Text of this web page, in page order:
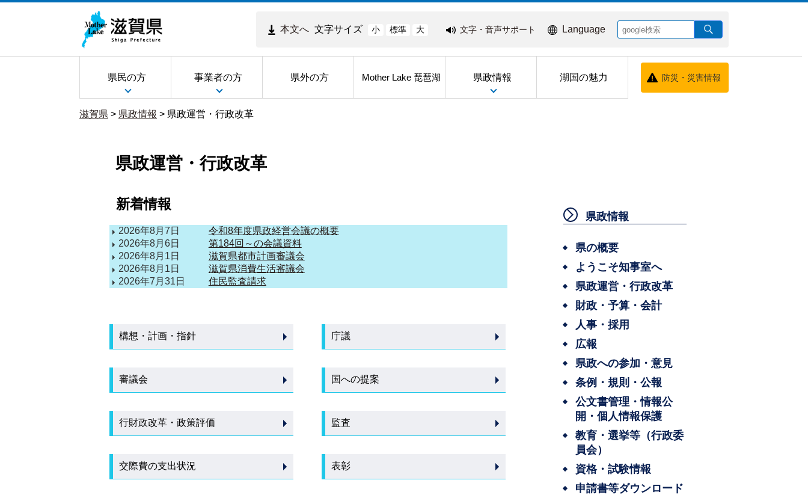
本文へ 文字サイズ 小 標準 大 文字・音声サポート Language
県民の方 事業者の方 県外の方 Mother Lake 琵琶湖 県政情報 湖国の魅力 防災・災害情報
滋賀県 > 県政情報 > 県政運営・行政改革
県政運営・行政改革
新着情報
2026年8月7日
令和8年度県政経営会議の概要
2026年8月6日
第184回～の会議資料
2026年8月1日
滋賀県都市計画審議会
2026年8月1日
滋賀県消費生活審議会
2026年7月31日
住民監査請求
構想・計画・指針 庁議
審議会 国への提案
行財政改革・政策評価 監査
交際費の支出状況 表彰
県政情報
県の概要
ようこそ知事室へ
県政運営・行政改革
財政・予算・会計
人事・採用
広報
県政への参加・意見
条例・規則・公報
公文書管理・情報公
開・個人情報保護
教育・選挙等（行政委
員会）
資格・試験情報
申請書等ダウンロード